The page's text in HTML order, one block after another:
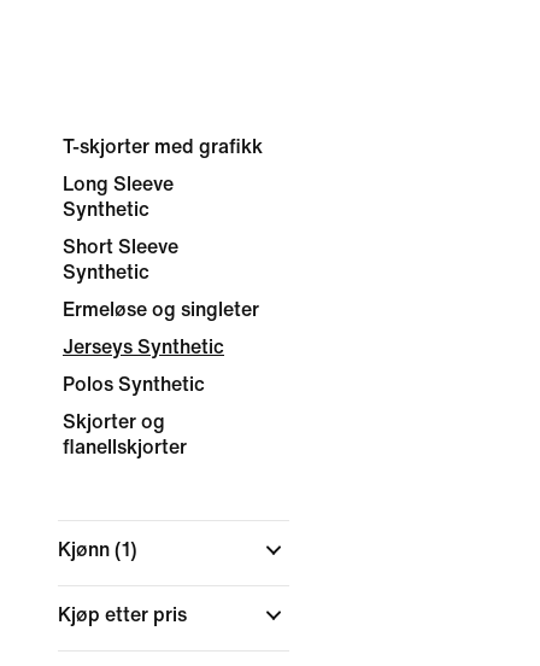
T-skjorter med grafikk
Long Sleeve
Synthetic
Short Sleeve
Synthetic
Ermeløse og singleter
Jerseys Synthetic
Polos Synthetic
Skjorter og
flanellskjorter
Kjønn (1)
Kjøp etter pris